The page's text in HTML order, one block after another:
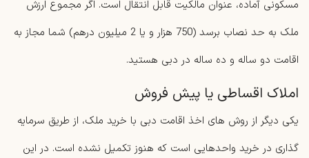
مسکونی آماده، عنوان مالکیت قابل انتقال است. اگر مجموع ارزش
ملک به حد نصاب برسد (750 هزار و یا 2 میلیون درهم) شما مجاز به
اقامت دو ساله و ده ساله در دبی هستید.
املاک اقساطی یا پیش فروش
یکی دیگر از روش های اخذ اقامت دبی با خرید ملک، از طریق سرمایه
گذاری در خرید واحدهایی است که هنوز تکمیل نشده است. در این